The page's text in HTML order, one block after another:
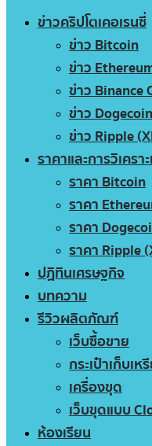
ข่าวคริปโตเคอเรนซี่
ข่าว Bitcoin
ข่าว
ข่าว Binance
ข่าว Dogecoin
ข่าว Ripple
ราคาและการวิเครา
ราคา Bitcoin
ราคา
ราคา
ราคา Ripple
ปฏิทินเศรษฐกิจ
บทความ
รีวิวผลิตภัณฑ์
เว็บซื้อขาย
กระเป๋าเก็บเ
เครื่องขุด
เว็บขุดแบบ
ห้องเรียน